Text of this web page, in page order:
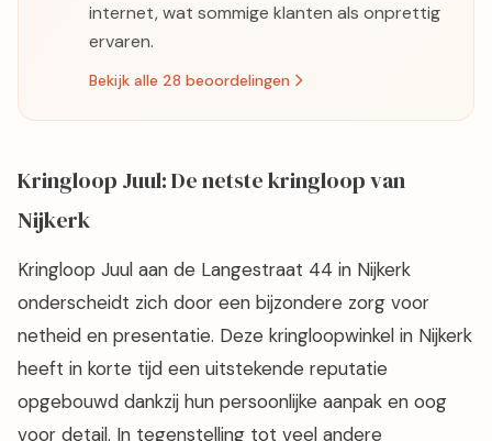
internet, wat sommige klanten als onprettig
ervaren.
Bekijk alle 28 beoordelingen
Kringloop Juul: De netste kringloop van
Nijkerk
Kringloop Juul aan de Langestraat 44 in Nijkerk
onderscheidt zich door een bijzondere zorg voor
netheid en presentatie. Deze kringloopwinkel in Nijkerk
heeft in korte tijd een uitstekende reputatie
opgebouwd dankzij hun persoonlijke aanpak en oog
voor detail. In tegenstelling tot veel andere